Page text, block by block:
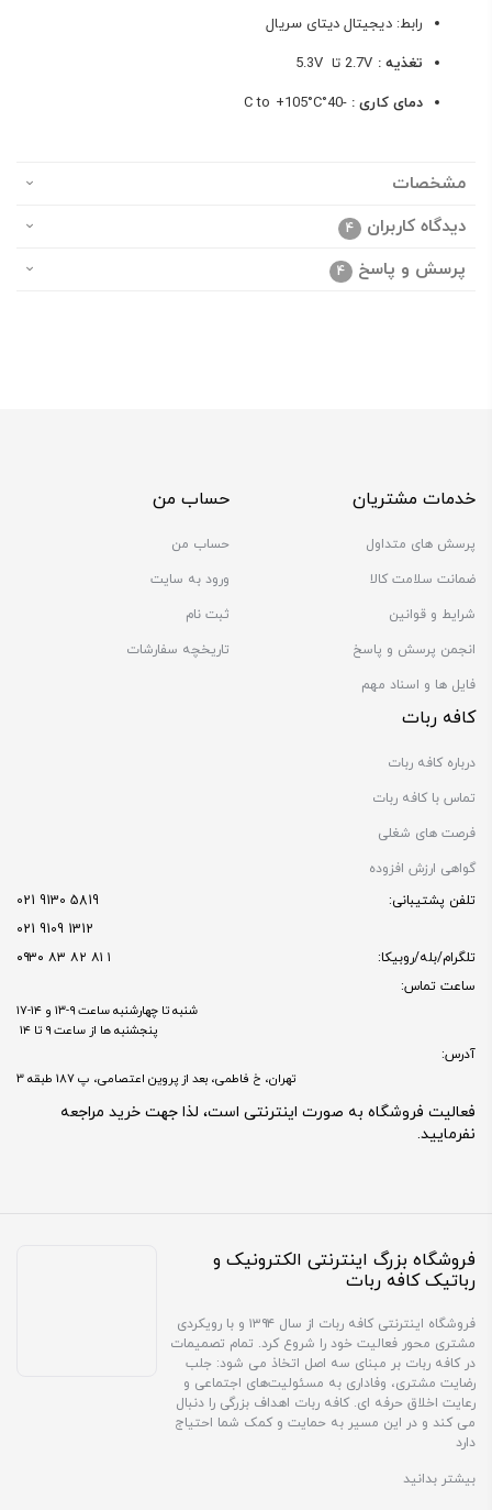
رابط: دیجیتال دیتای سریال
تغذیه :
دمای کاری : -40°C to +105°C
مشخصات
دیدگاه کاربران
4
پرسش و پاسخ 4
خدمات مشتریان
پرسش های متداول
ضمانت سلامت کالا
شرایط و قوانین
انجمن پرسش و پاسخ
فایل ها و اسناد مهم
حساب من
حساب من
ورود به سایت
ثبت نام
تاریخچه سفارشات
کافه ربات
درباره کافه ربات
تماس با کافه ربات
فرصت های شغلی
گواهی ارزش افزوده
تلفن پشتیبانی:
5819 9130 021
1312 9109 021
تلگرام/بله/روبیکا:
۱ ۸۱ ۸۲ ۸۳ ۰۹۳۰
ساعت تماس:
شنبه تا چهارشنبه ساعت ۹-۱۳ و ۱۴-۱۷
پنجشنبه ها از ساعت ۹ تا ۱۴
آدرس:
تهران، خ فاطمی، بعد از پروین اعتصامی، پ 187 طبقه 3
فعالیت فروشگاه به صورت اینترنتی است، لذا جهت خرید مراجعه
نفرمایید.
فروشگاه بزرگ اینترنتی الکترونیک و
رباتیک کافه ربات
فروشگاه اینترنتی کافه ربات از سال ۱۳۹۴ و با رویکردی
مشتری محور فعالیت خود را شروع کرد. تمام تصمیمات
در کافه ربات بر مبنای سه اصل اتخاذ می شود: جلب
رضایت مشتری، وفاداری به مسئولیت‌های اجتماعی و
رعایت اخلاق حرفه ای. کافه ربات اهداف بزرگی را دنبال
می کند و در این مسیر به حمایت و کمک شما احتیاج
دارد
بیشتر بدانید